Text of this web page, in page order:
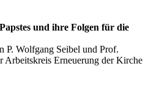
und ihre Folgen für die
P. Wolfgang Seibel und Prof.
Arbeitskreis Erneuerung der Kirche